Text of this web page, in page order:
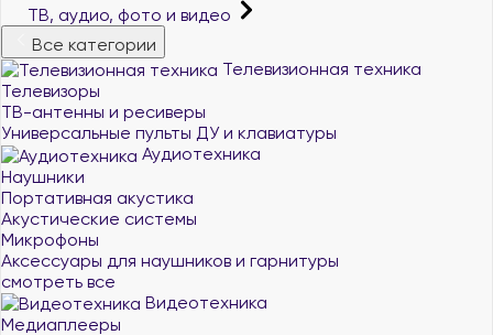
ТВ, аудио, фото и видео
Все категории
Телевизионная техника
Телевизоры
ТВ-антенны и ресиверы
Универсальные пульты ДУ и клавиатуры
Аудиотехника
Наушники
Портативная акустика
Акустические системы
Микрофоны
Аксессуары для наушников и гарнитуры
смотреть все
Видеотехника
Медиаплееры